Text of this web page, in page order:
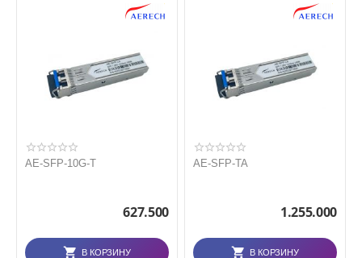
AE-SFP-10G-T
627.500
В КОРЗИНУ
AE-SFP-TA
1.255.000
В КОРЗИНУ